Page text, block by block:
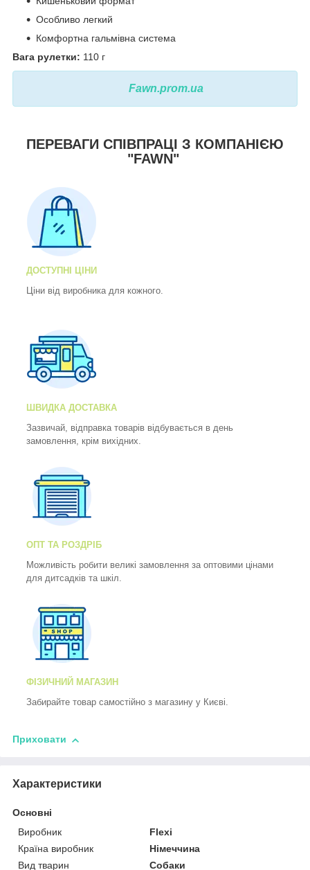
Особливо легкий
Комфортна гальмівна система
Вага рулетки: 110 г
Fawn.prom.ua
ПЕРЕВАГИ СПІВПРАЦІ З КОМПАНІЄЮ
"FAWN"
ДОСТУПНІ ЦІНИ
Ціни від виробника для кожного.
ШВИДКА ДОСТАВКА
Зазвичай, відправка товарів відбувається в день
замовлення, крім вихідних.
ОПТ ТА РОЗДРІБ
Можливість робити великі замовлення за оптовими цінами
для дитсадків та шкіл.
ФІЗИЧНИЙ МАГАЗИН
Забирайте товар самостійно з магазину у Києві.
Приховати
Характеристики
Основні
Виробник
Flexi
Країна виробник
Німеччина
Вид тварин
Собаки